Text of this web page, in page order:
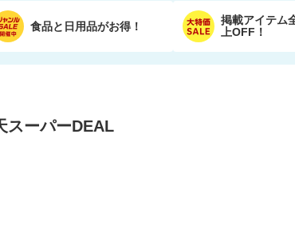
食品と日用品がお得！
掲載アイテム
上OFF！
スーパーDEAL